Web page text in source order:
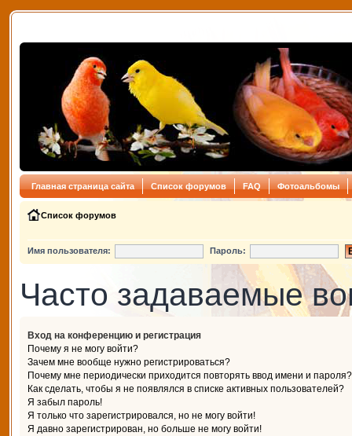
Главная страница сайта Список форумов FAQ Фотоальбомы
Список форумов
Имя пользователя: Пароль:
Часто задаваемые
Вход на конференцию и регистрация
Почему я не могу войти?
Зачем мне вообще нужно регистрироваться?
Почему мне периодически приходится повторять ввод имени и пароля?
Как сделать, чтобы я не появлялся в списке активных пользователей?
Я забыл пароль!
Я только что зарегистрировался, но не могу войти!
Я давно зарегистрирован, но больше не могу войти!